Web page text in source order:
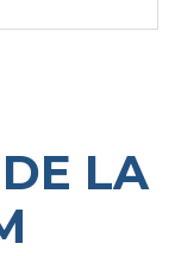
LA